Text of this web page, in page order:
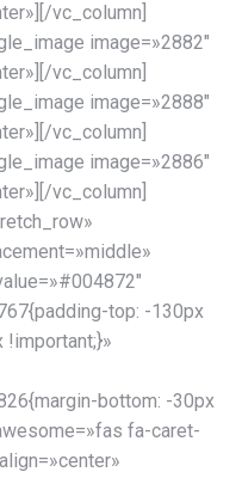
vc_column]
image=»2882″
vc_column]
image=»2888″
vc_column]
image=»2886″
vc_column]
top: -130px
!important;}»
bottom: -30px
fa-caret-